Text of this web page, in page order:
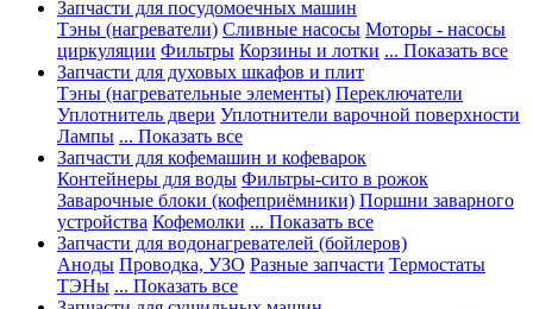
Запчасти для посудомоечных машин
Тэны (нагреватели) Сливные насосы Моторы - насосы
циркуляции Фильтры Корзины и лотки ... Показать все
Запчасти для духовых шкафов и плит
Тэны (нагревательные элементы) Переключатели
Уплотнитель двери Уплотнители варочной поверхности
Лампы ... Показать все
Запчасти для кофемашин и кофеварок
Контейнеры для воды Фильтры-сито в рожок
Заварочные блоки (кофеприёмники) Поршни заварного
устройства Кофемолки ... Показать все
Запчасти для водонагревателей (бойлеров)
Аноды Проводка, УЗО Разные запчасти Термостаты
ТЭНы ... Показать все